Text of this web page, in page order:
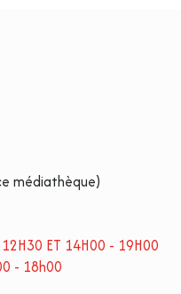
médiathèque)
ET 14H00 - 19H00
- 18h00